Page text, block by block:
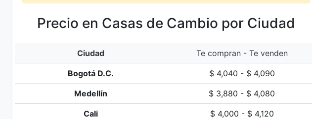
Precio en Casas de Cambio por Ciudad
Ciudad Te compran - Te venden
Bogotá D.C. $ 4,040 - $ 4,090
Medellín $ 3,880 - $ 4,080
Cali $ 4,000 - $ 4,120